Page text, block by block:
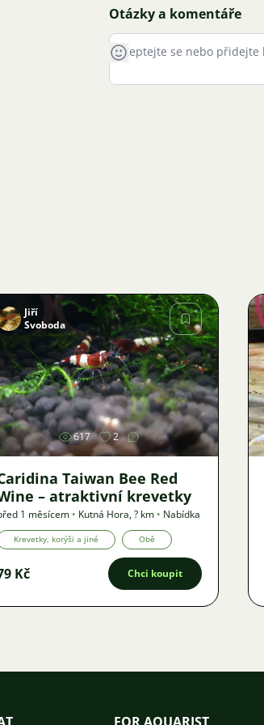
Otázky a komentáře
Obrázek
Jiří
Svoboda
617 2
Taiwan Bee Red
– atraktivní krevetky
1 měsícem • Kutná Hora,? km • Nabídka
Krevetky, korýši a jiné Obě
Kč Chci koupit